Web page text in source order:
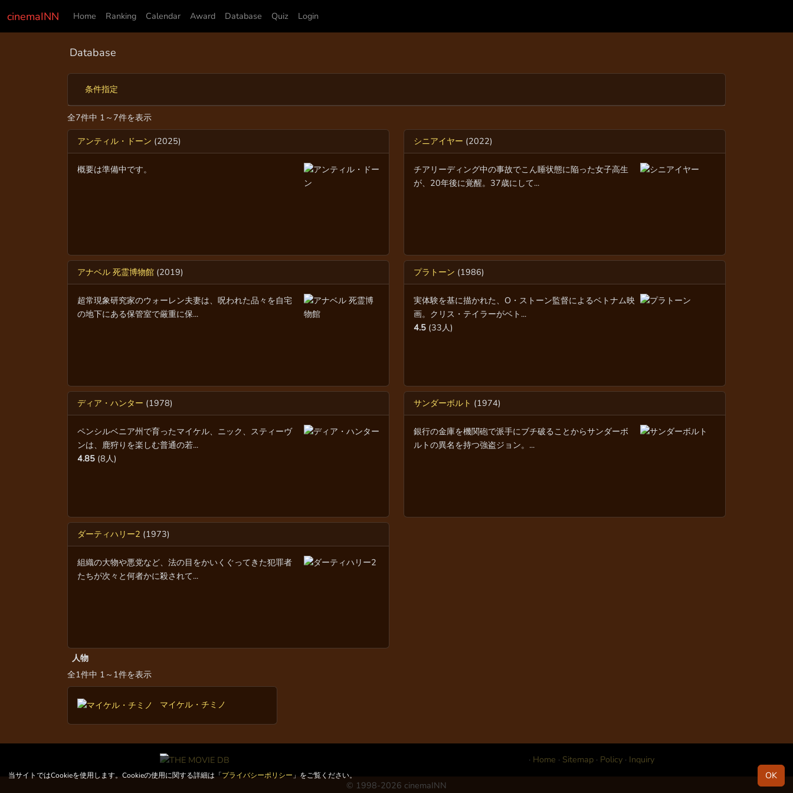
当サイトではCookieを使用します。Cookieの使用に関する詳細は「プライバシーポリシー 」をご覧ください。 OK
cinemaINN Home Ranking Calendar Award Database Quiz Login
Database
条件指定
全7件中 1～7件を表示
アンティル・ドーン (2025)
概要は準備中です。
シニアイヤー (2022)
チアリーディング中の事故でこん睡状態に陥った女子高生
が、20年後に覚醒。37歳にして...
アナベル 死霊博物館 (2019)
超常現象研究家のウォーレン夫妻は、呪われた品々を自宅
の地下にある保管室で厳重に保...
プラトーン (1986)
実体験を基に描かれた、O・ストーン監督によるベトナム映
画。クリス・テイラーがベト...
4.5 (33人)
ディア・ハンター (1978)
ペンシルベニア州で育ったマイケル、ニック、スティーヴ
ンは、鹿狩りを楽しむ普通の若...
4.85 (8人)
サンダーボルト (1974)
銀行の金庫を機関砲で派手にブチ破ることからサンダーボ
ルトの異名を持つ強盗ジョン。...
ダーティハリー2 (1973)
組織の大物や悪党など、法の目をかいくぐってきた犯罪者
たちが次々と何者かに殺されて...
人物
全1件中 1～1件を表示
マイケル・チミノ
· Home · Sitemap· Policy· Inquiry
© 1998-2026 cinemaINN